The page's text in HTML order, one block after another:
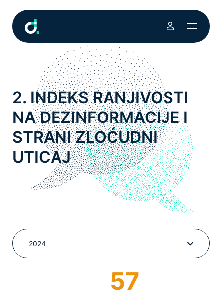
2. INDEKS RANJIVOSTI
NA DEZINFORMACIJE I
STRANI ZLOĆUDNI
UTICAJ
2024
57